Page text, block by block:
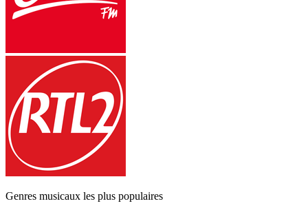
Genres musicaux les plus populaires